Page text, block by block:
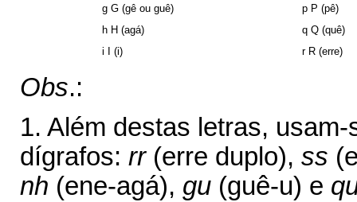
g G (gê ou guê)
p P (pê)
h H (agá)
q Q (quê)
i I (i)
r R (erre)
Obs.:
1. Além destas letras,
dígrafos: rr(erre duplo), ss
nh (ene-agá), gu (guê-u) e